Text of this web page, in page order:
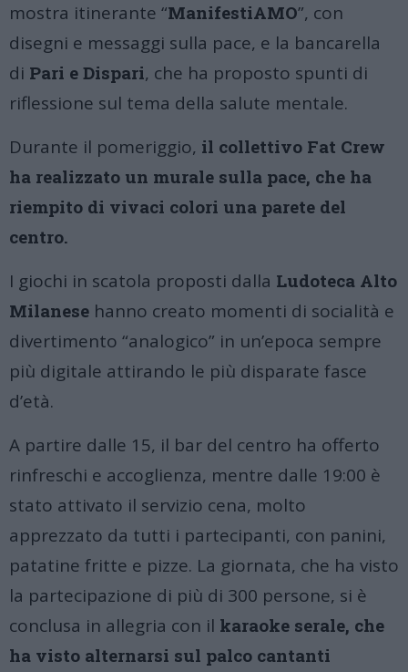
mostra itinerante “ManifestiAMO”, con
disegni e messaggi sulla pace, e la bancarella
di Pari e Dispari, che ha proposto spunti di
riflessione sul tema della salute mentale.
Durante il pomeriggio, il collettivo Fat Crew
ha realizzato un murale sulla pace, che ha
riempito di vivaci colori una parete del
centro.
I giochi in scatola proposti dalla Ludoteca Alto
Milanese hanno creato momenti di socialità e
divertimento “analogico” in un’epoca sempre
più digitale attirando le più disparate fasce
d’età.
A partire dalle 15, il bar del centro ha offerto
rinfreschi e accoglienza, mentre dalle 19:00 è
stato attivato il servizio cena, molto
apprezzato da tutti i partecipanti, con panini,
patatine fritte e pizze. La giornata, che ha visto
la partecipazione di più di 300 persone, si è
conclusa in allegria con il karaoke serale, che
ha visto alternarsi sul palco cantanti